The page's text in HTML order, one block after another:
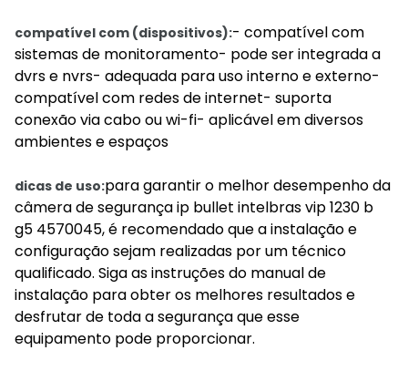
compatível com (dispositivos):- compatível com
sistemas de monitoramento- pode ser integrada a
dvrs e nvrs- adequada para uso interno e externo-
compatível com redes de internet- suporta
conexão via cabo ou wi-fi- aplicável em diversos
ambientes e espaços
dicas de uso:para garantir o melhor desempenho da
câmera de segurança ip bullet intelbras vip 1230 b
g5 4570045, é recomendado que a instalação e
configuração sejam realizadas por um técnico
qualificado. Siga as instruções do manual de
instalação para obter os melhores resultados e
desfrutar de toda a segurança que esse
equipamento pode proporcionar.